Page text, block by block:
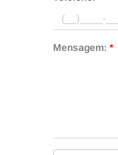
Mensagem: *